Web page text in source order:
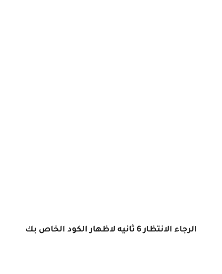
الرجاء الانتظار6 ثانيه لاظهار الكود الخاص بك